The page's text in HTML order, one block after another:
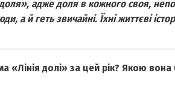
адже доля в кожного своя,
а й геть звичайні. Їхні життєві
«Лінія долі» за цей рік? Якою